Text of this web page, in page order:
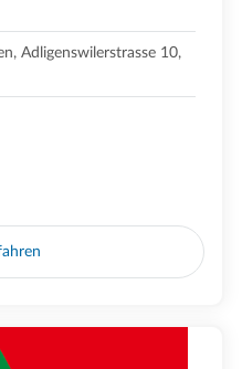
Adligenswilerstrasse 10,